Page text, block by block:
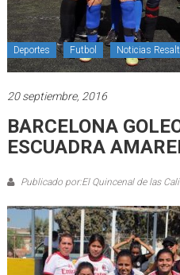
Deportes Futbol Noticias
20 septiembre, 2016
BARCELONA
ESCUADRA
Publicado por:El Quincenal de las